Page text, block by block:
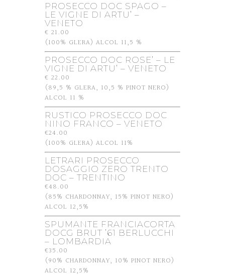
PROSECCO DOC SPAGO –
LE VIGNE DI ARTU’ –
VENETO
€ 21.00
(100% GLERA) ALCOL 11,5 %
PROSECCO DOC ROSE’ – LE
VIGNE DI ARTU’ – VENETO
€ 22.00
(89,5 % GLERA, 10,5 % PINOT NERO)
ALCOL 11 %
RUSTICO PROSECCO DOC
NINO FRANCO – VENETO
€24.00
(100% GLERA) ALCOL 11%
LETRARI PROSECCO
DOSAGGIO ZERO TRENTO
DOC – TRENTINO
€48.00
(85% CHARDONNAY, 15% PINOT NERO)
ALCOL 12,5%
SPUMANTE FRANCIACORTA
DOCG BRUT ’61 BERLUCCHI
– LOMBARDIA
€35.00
(90% CHARDONNAY, 10% PINOT NERO)
ALCOL 12,5%